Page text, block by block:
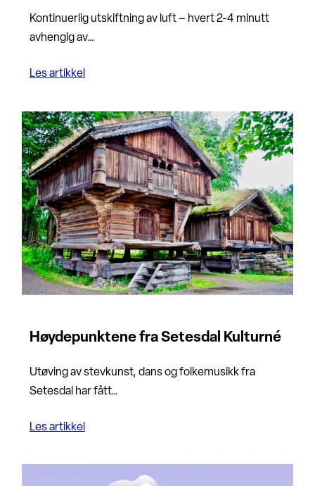
Kontinuerlig utskiftning av luft – hvert 2-4 minutt
avhengig av…
Les artikkel
Høydepunktene fra Setesdal Kulturné
Utøving av stevkunst, dans og folkemusikk fra
Setesdal har fått…
Les artikkel